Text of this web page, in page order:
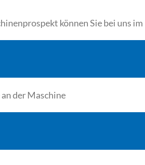
können Sie bei uns
der Maschine